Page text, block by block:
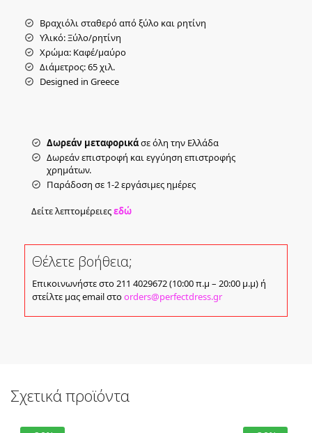
Βραχιόλι σταθερό από ξύλο και ρητίνη
Υλικό: Ξύλο/ρητίνη
Χρώμα: Καφέ/μαύρο
Διάμετρος: 65 χιλ.
Designed in Greece
Δωρεάν μεταφορικάσε όλη την Ελλάδα
Δωρεάν επιστροφή και εγγύηση επιστροφής
χρημάτων.
Παράδοση σε 1-2 εργάσιμες ημέρες
Δείτε λεπτομέρειεςεδώ
Θέλετε βοήθεια;
Επικοινωνήστε στο 211 4029672 (10:00 π.μ – 20:00 μ.μ) ή
στείλτε μας email στοorders@perfectdress.gr
Σχετικά προϊόντα